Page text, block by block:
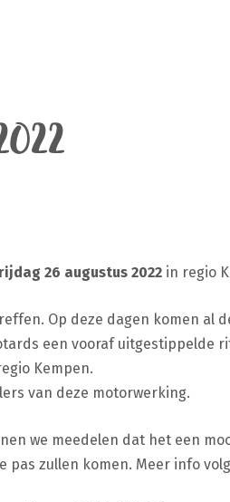
26 augustus 2022 in regio
Op deze dagen komen al
een vooraf uitgestippelde
Kempen.
van deze motorwerking.
we meedelen dat het een
pas zullen komen. Meer info